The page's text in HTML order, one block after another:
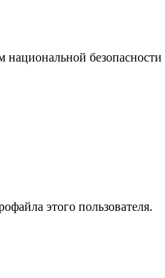
безопасности
этого пользователя.